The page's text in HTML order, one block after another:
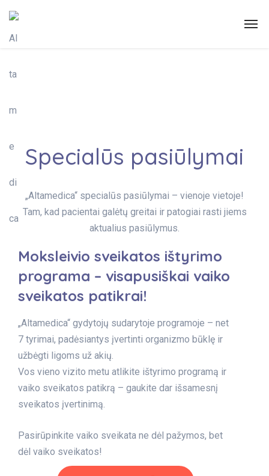
Specialūs pasiūlymai
„Altamedica“ specialūs pasiūlymai – vienoje vietoje!
Tam, kad pacientai galėtų greitai ir patogiai rasti jiems
aktualius pasiūlymus.
Moksleivio sveikatos ištyrimo
programa – visapusiškai vaiko
sveikatos patikrai!
„Altamedica“ gydytojų sudarytoje programoje – net
7 tyrimai, padėsiantys įvertinti organizmo būklę ir
užbėgti ligoms už akių.
Vos vieno vizito metu atlikite ištyrimo programą ir
vaiko sveikatos patikrą – gaukite dar išsamesnį
sveikatos įvertinimą.
Pasirūpinkite vaiko sveikata ne dėl pažymos, bet
dėl vaiko sveikatos!